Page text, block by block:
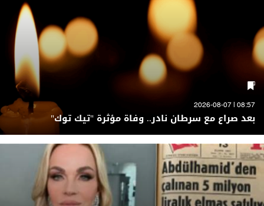
08:57 | 2026-08-07
بعد صراع مع سرطان نادر.. وفاة مؤثرة "تيك توك"